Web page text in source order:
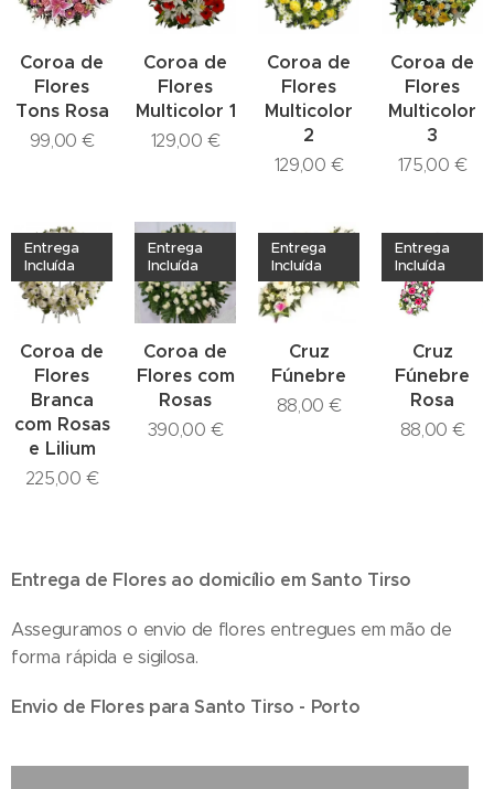
Coroa de
Flores
Tons Rosa
99,00 €
Coroa de
Flores
Multicolor 1
129,00 €
Coroa de
Flores
Multicolor
2
129,00 €
Coroa de
Flores
Multicolor
3
175,00 €
Coroa de
Flores
Branca
com Rosas
e Lilium
Entrega
Incluída
225,00 €
Coroa de
Flores com
Rosas
Entrega
Incluída
390,00 €
Cruz
Fúnebre
Entrega
Incluída
88,00 €
Cruz
Fúnebre
Rosa
Entrega
Incluída
88,00 €
Entrega de Flores ao domicílio em Santo Tirso
Asseguramos o envio de flores entregues em mão de
forma rápida e sigilosa.
Envio de Flores para Santo Tirso - Porto